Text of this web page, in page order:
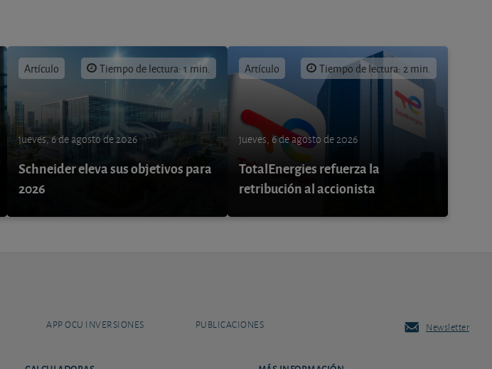
Artículo Tiempo de lectura: 1 min.
jueves, 6 de agosto de 2026
Schneider eleva sus objetivos para
2026
Artículo Tiempo de lectura: 2 min.
jueves, 6 de agosto de 2026
TotalEnergies refuerza la
retribución al accionista
APP OCU INVERSIONES PUBLICACIONES Newsletter